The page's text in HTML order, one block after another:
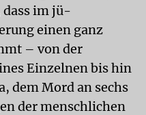
dass im jü-
einen ganz
– von der
Einzelnen bis hin
dem Mord an sechs
der menschlichen